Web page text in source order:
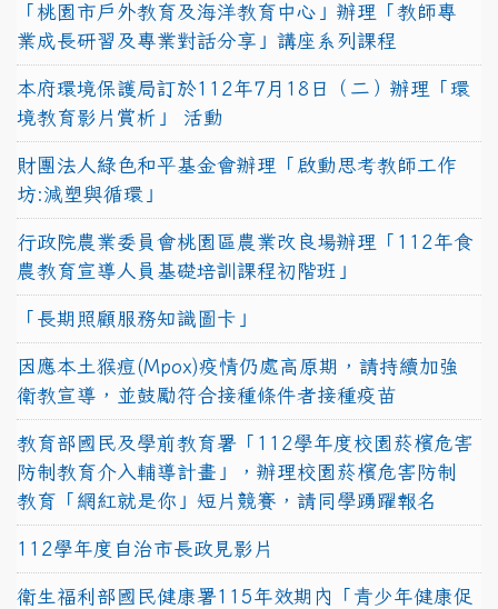
「桃園市戶外教育及海洋教育中心」辦理「教師專
業成長研習及專業對話分享」講座系列課程
本府環境保護局訂於112年7月18日（二）辦理「環
境教育影片賞析」 活動
財團法人綠色和平基金會辦理「啟動思考教師工作
坊:減塑與循環」
行政院農業委員會桃園區農業改良場辦理「112年食
農教育宣導人員基礎培訓課程初階班」
「長期照顧服務知識圖卡」
因應本土猴痘(Mpox)疫情仍處高原期，請持續加強
衛教宣導，並鼓勵符合接種條件者接種疫苗
教育部國民及學前教育署「112學年度校園菸檳危害
防制教育介入輔導計畫」，辦理校園菸檳危害防制
教育「網紅就是你」短片競賽，請同學踴躍報名
112學年度自治市長政見影片
衛生福利部國民健康署115年效期內「青少年健康促